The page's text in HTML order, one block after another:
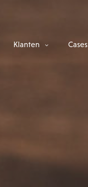
Klanten Cases